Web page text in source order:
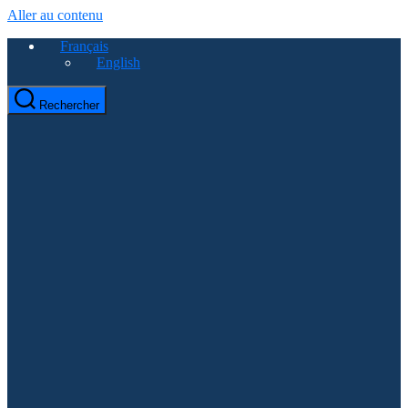
Aller au contenu
Français
English
Rechercher